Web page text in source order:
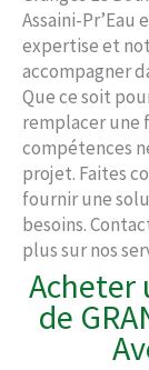
Assaini-Pr’Eau
expertise et
accompagner
Que ce soit
remplacer une
compétences
projet. Faites
fournir une
besoins.
plus sur nos
Acheter
de